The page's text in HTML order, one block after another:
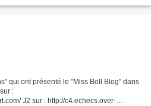
qui ont présenté le "Miss Boll Blog" dans
:
J2 sur : http://c4.echecs.over-